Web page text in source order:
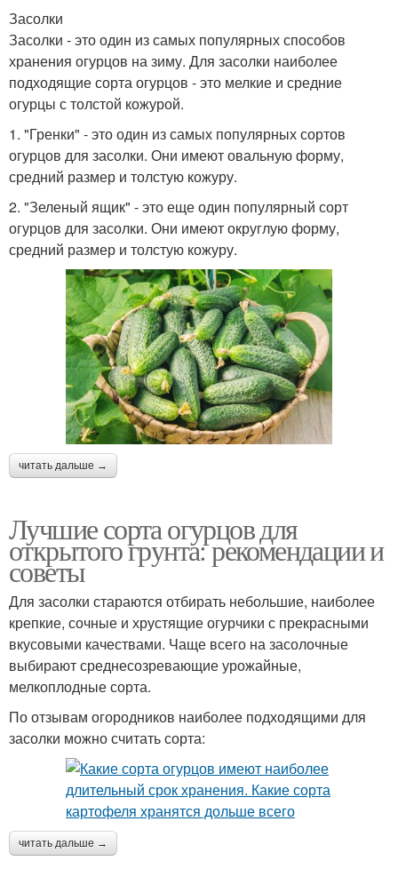
Засолки
Засолки - это один из самых популярных способов
хранения огурцов на зиму. Для засолки наиболее
подходящие сорта огурцов - это мелкие и средние
огурцы с толстой кожурой.
1. "Гренки" - это один из самых популярных сортов
огурцов для засолки. Они имеют овальную форму,
средний размер и толстую кожуру.
2. "Зеленый ящик" - это еще один популярный сорт
огурцов для засолки. Они имеют округлую форму,
средний размер и толстую кожуру.
читать дальше →
Лучшие сорта огурцов для
открытого грунта: рекомендации и
советы
Для засолки стараются отбирать небольшие, наиболее
крепкие, сочные и хрустящие огурчики с прекрасными
вкусовыми качествами. Чаще всего на засолочные
выбирают среднесозревающие урожайные,
мелкоплодные сорта.
По отзывам огородников наиболее подходящими для
засолки можно считать сорта:
читать дальше →